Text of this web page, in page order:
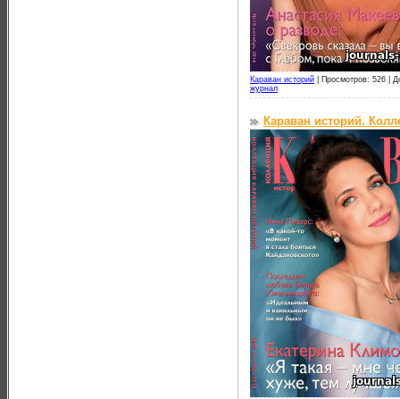
Караван историй Просмотров: 526 |
журнал
Караван историй.